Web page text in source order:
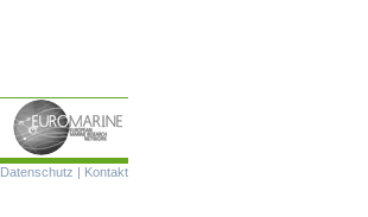
Navigation
Datenschutz | Kontakt